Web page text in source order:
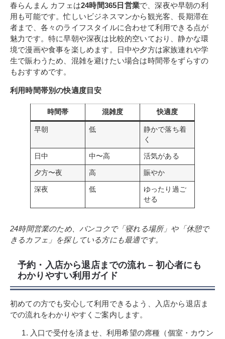
春らんまん カフェは24時間365日営業で、深夜や早朝の利
用も可能です。忙しいビジネスマンから観光客、長期滞在
者まで、各々のライフスタイルに合わせて利用できる点が
魅力です。特に早朝や深夜は比較的空いており、静かな環
境で漫画や食事を楽しめます。日中や夕方は家族連れや学
生で賑わうため、混雑を避けたい場合は時間帯をずらすの
もおすすめです。
利用時間帯別の快適度目安
時間帯 混雑度 快適度
早朝 低
静かで落ち着
く
日中 中〜高 活気がある
夕方〜夜 高 賑やか
深夜 低
ゆったり過ご
せる
24時間営業のため、バンコクで「寝れる場所」や「休憩で
きるカフェ」を探している方にも最適です。
予約・入店から退店までの流れ – 初心者にも
わかりやすい利用ガイド
初めての方でも安心して利用できるよう、入店から退店ま
での流れをわかりやすくご案内します。
入口で受付を済ませ、利用希望の席種（個室・カウン